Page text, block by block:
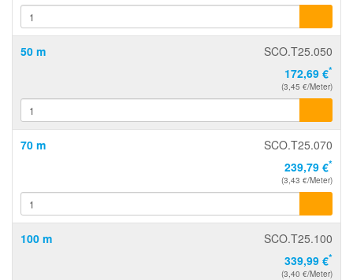
50 m
SCO.T25.050
172,69 €*
(3,45 €/Meter)
70 m
SCO.T25.070
239,79 €*
(3,43 €/Meter)
100 m
SCO.T25.100
339,99 €*
(3,40 €/Meter)